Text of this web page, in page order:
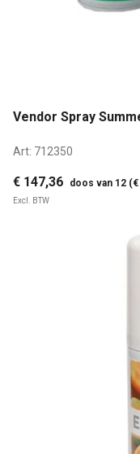
Vendor Spray
Art: 712350
€ 147,36 doos van 12
Excl. BTW